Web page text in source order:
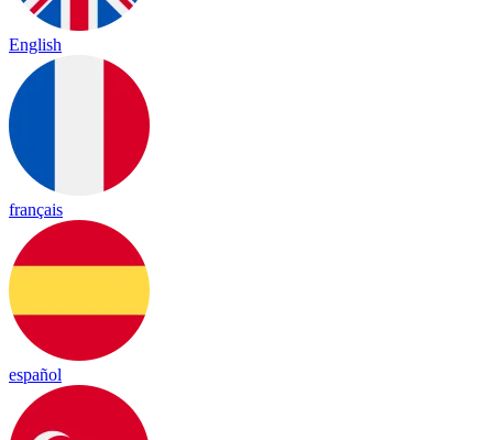
English
français
español